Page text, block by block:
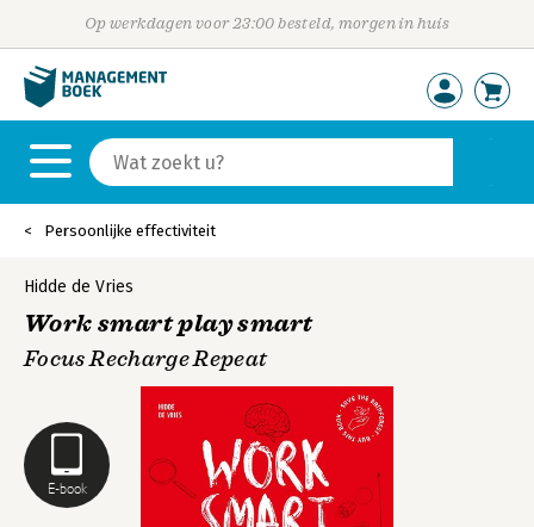
Op werkdagen voor 23:00 besteld, morgen in huis
Persoonlijke effectiviteit
E-book
Hidde de Vries
Work smart play smart
Focus Recharge Repeat